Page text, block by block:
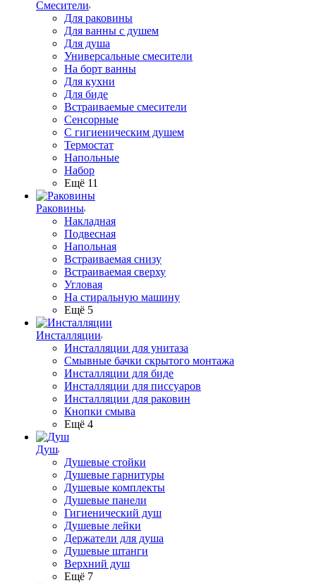
Смесители
Для раковины
Для ванны с душем
Для душа
Универсальные смесители
На борт ванны
Для кухни
Для биде
Встраиваемые смесители
Сенсорные
С гигиеническим душем
Термостат
Напольные
Набор
Ещё 11
Раковины
Накладная
Подвесная
Напольная
Встраиваемая снизу
Встраиваемая сверху
Угловая
На стиральную машину
Ещё 5
Инсталляции
Инсталляции для унитаза
Смывные бачки скрытого монтажа
Инсталляции для биде
Инсталляции для писсуаров
Инсталляции для раковин
Кнопки смыва
Ещё 4
Душ
Душевые стойки
Душевые гарнитуры
Душевые комплекты
Душевые панели
Гигиенический душ
Душевые лейки
Держатели для душа
Душевые штанги
Верхний душ
Ещё 7